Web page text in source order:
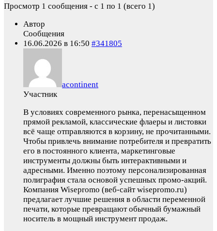
Просмотр 1 сообщения - с 1 по 1 (всего 1)
Автор
Сообщения
16.06.2026 в 16:50 #341805
acontinent
Участник
В условиях современного рынка, перенасыщенном
прямой рекламой, классические флаеры и листовки
всё чаще отправляются в корзину, не прочитанными.
Чтобы привлечь внимание потребителя и превратить
его в постоянного клиента, маркетинговые
инструменты должны быть интерактивными и
адресными. Именно поэтому персонализированная
полиграфия стала основой успешных промо-акций.
Компания Wisepromo (веб-сайт wisepromo.ru)
предлагает лучшие решения в области переменной
печати, которые превращают обычный бумажный
носитель в мощный инструмент продаж.